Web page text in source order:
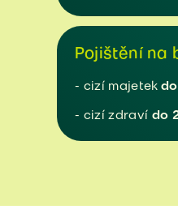
Pojištění na
- cizí majetek
- cizí zdraví do